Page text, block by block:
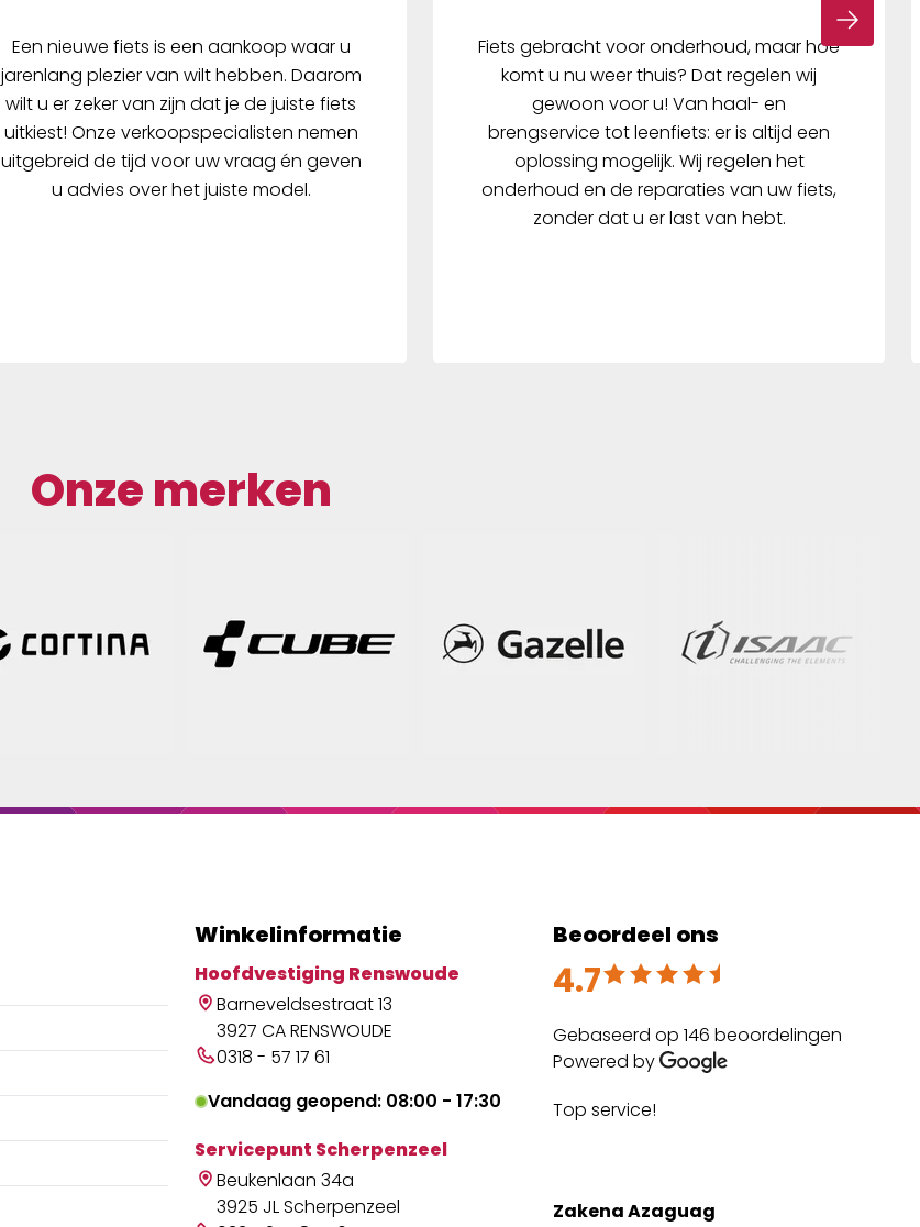
Een nieuwe fiets is een aankoop waar u
jarenlang plezier van wilt hebben. Daarom
wilt u er zeker van zijn dat je de juiste fiets
uitkiest! Onze verkoopspecialisten nemen
uitgebreid de tijd voor uw vraag én geven
u advies over het juiste model.
Fiets gebracht voor onderhoud, maar hoe
komt u nu weer thuis? Dat regelen wij
gewoon voor u! Van haal- en
brengservice tot leenfiets: er is altijd een
oplossing mogelijk. Wij regelen het
onderhoud en de reparaties van uw fiets,
zonder dat u er last van hebt.
Onze merken
Winkelinformatie
Hoofdvestiging Renswoude
Barneveldsestraat 13
3927 CA RENSWOUDE
0318 - 57 17 61
Vandaag geopend: 08:00 - 17:30
Servicepunt Scherpenzeel
Beukenlaan 34a
3925 JL Scherpenzeel
Beoordeel ons
4.7
Beoordeeld met 4.7 uit 5
Gebaseerd op 146 beoordelingen
Powered by
Top service!
Zakena Azaguag